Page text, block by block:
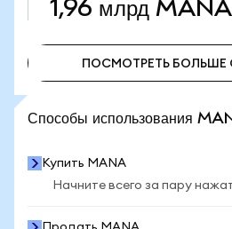
1,96 млрд MANA
ПОСМОТРЕТЬ БОЛЬШЕ
Способы использования
Купить MANA
Начните всего за пару